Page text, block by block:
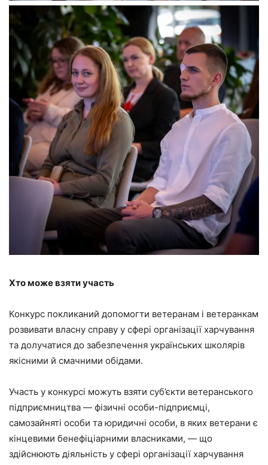
Хто може взяти участь
Конкурс покликаний допомогти ветеранам і ветеранкам
розвивати власну справу у сфері організації харчування
та долучатися до забезпечення українських школярів
якісними й смачними обідами.
Участь у конкурсі можуть взяти суб’єкти ветеранського
підприємництва — фізичні особи-підприємці,
самозайняті особи та юридичні особи, в яких ветерани є
кінцевими бенефіціарними власниками, — що
здійснюють діяльність у сфері організації харчування